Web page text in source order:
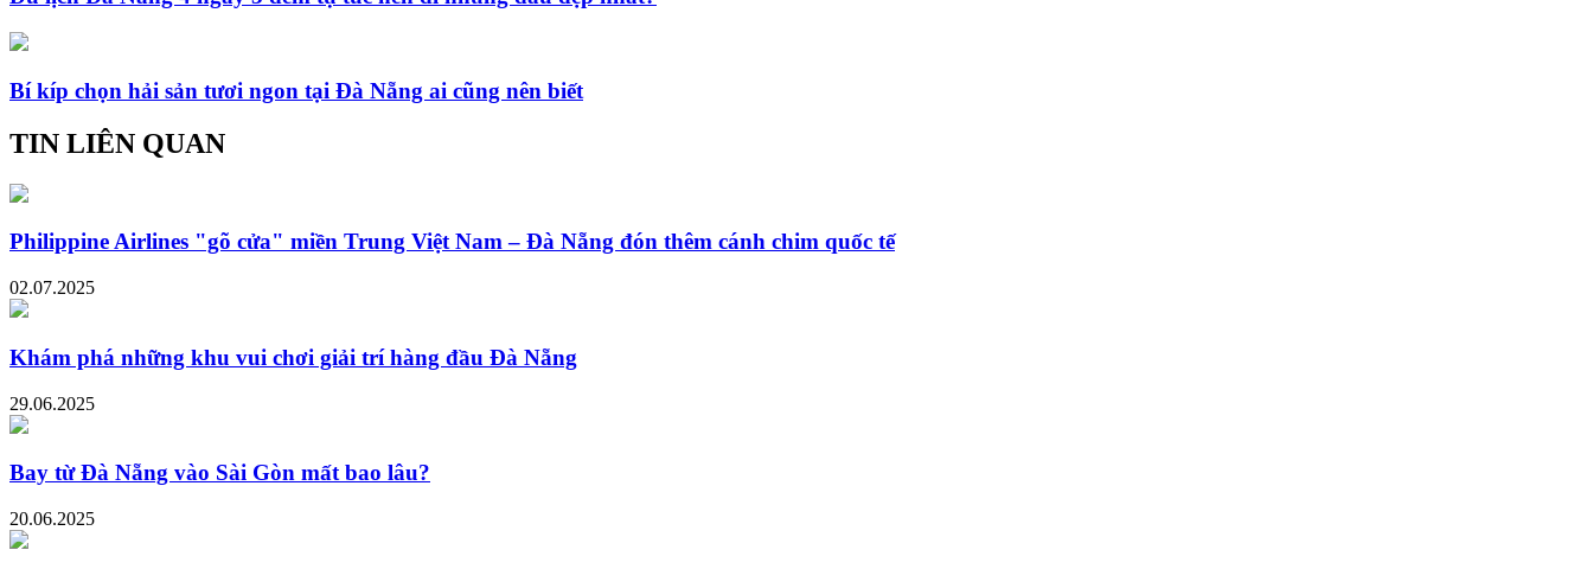
Bí kíp chọn hải sản tươi ngon tại Đà Nẵng ai cũng nên biết
TIN LIÊN QUAN
Philippine Airlines "gõ cửa" miền Trung Việt Nam – Đà Nẵng đón thêm cánh chim quốc tế
02.07.2025
Khám phá những khu vui chơi giải trí hàng đầu Đà Nẵng
29.06.2025
Bay từ Đà Nẵng vào Sài Gòn mất bao lâu?
20.06.2025